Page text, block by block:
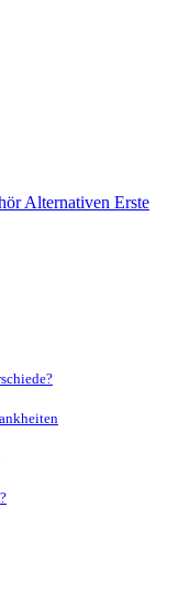
Alternativen Erste